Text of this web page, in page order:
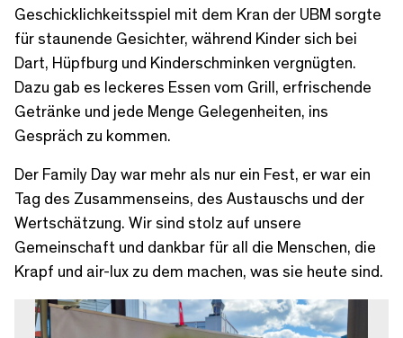
Geschicklichkeitsspiel mit dem Kran der UBM sorgte
für staunende Gesichter, während Kinder sich bei
Dart, Hüpfburg und Kinderschminken vergnügten.
Dazu gab es leckeres Essen vom Grill, erfrischende
Getränke und jede Menge Gelegenheiten, ins
Gespräch zu kommen.
Der Family Day war mehr als nur ein Fest, er war ein
Tag des Zusammenseins, des Austauschs und der
Wertschätzung. Wir sind stolz auf unsere
Gemeinschaft und dankbar für all die Menschen, die
Krapf und air-lux zu dem machen, was sie heute sind.